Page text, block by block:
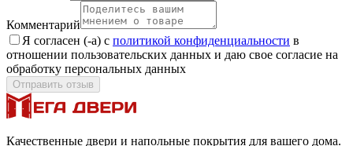
Комментарий
Я согласен (-а) с политикой конфиденциальности в
отношении пользовательских данных и даю свое согласие на
обработку персональных данных
Отправить отзыв
Качественные двери и напольные покрытия для вашего дома.